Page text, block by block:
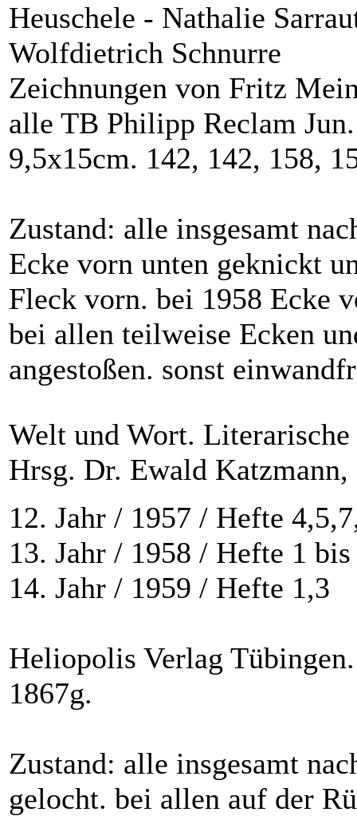
Heuschele - Nathalie
Wolfdietrich Schnurre
Zeichnungen von Fritz
alle TB Philipp Reclam
9,5x15cm. 142, 142, 158,
Zustand: alle insgesamt
Ecke vorn unten geknickt
Fleck vorn. bei 1958 Ecke
bei allen teilweise Ecken
angestoßen. sonst
Welt und Wort.
Hrsg. Dr. Ewald
12. Jahr / 1957 / Hefte
13. Jahr / 1958 / Hefte 1
14. Jahr / 1959 / Hefte 1,3
Heliopolis Verlag
1867g.
Zustand: alle insgesamt
gelocht. bei allen auf der